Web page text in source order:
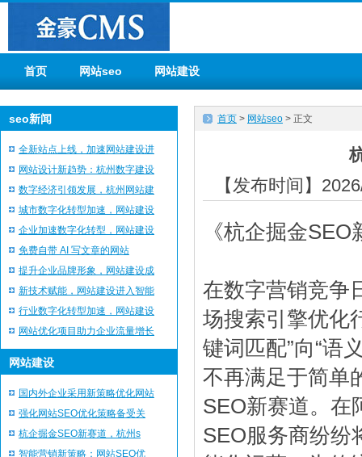
首页 网站seo 网站建设
seo新闻
全新站点上线，加速网站建设进
网站设计新趋势：杭州数字建设
数字经济引领发展，杭州网站建
城市数字化转型加速，网站建设
企业加速数字化转型，网站建设
免费自带 AI 写文章的网站
提升企业品牌形象，网站建设成
新技术赋能，网站建设进入智能
行业数字化转型加速，网站建设
网站优化项目助力企业流量增长
网站建设
国内外企业采用新策略优化网站
强化网站SEO优化策略备受关
杭企掘金SEO新赛道，杭州s
智能营销新策略：网站SEO优
首页 > 网站seo > 正文
【发布时间】
《杭企掘金
在数字营销竞争
场搜索引擎优化
键词匹配”向“语
不再满足于简单
SEO新赛道。在
SEO服务商纷纷